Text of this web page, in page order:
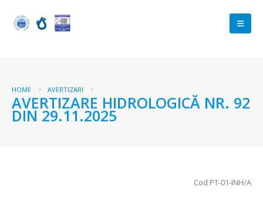
HOME AVERTIZARI
AVERTIZARE HIDROLOGICĂ NR. 92
DIN 29.11.2025
Cod PT-01-INH/A